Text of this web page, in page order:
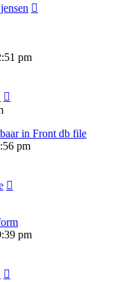
pm
in Front db file
pm
pm